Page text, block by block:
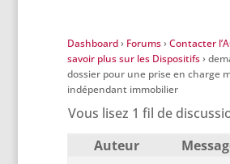
Dashboard › Forums › Contacter
savoir plus sur les Dispositifs ›
dossier pour une prise en charge
indépendant immobilier
Vous lisez 1 fil de
Auteur